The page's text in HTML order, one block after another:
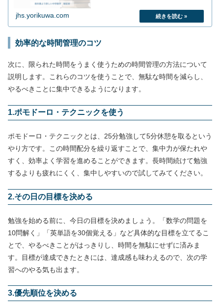
jhs.yorikuwa.com
効率的な時間管理のコツ
次に、限られた時間をうまく使うための時間管理の方法について
説明します。これらのコツを使うことで、無駄な時間を減らし、
やるべきことに集中できるようになります。
1.ポモドーロ・テクニックを使う
ポモドーロ・テクニックとは、25分勉強して5分休憩を取るという
やり方です。この時間配分を繰り返すことで、集中力が保たれや
すく、効率よく学習を進めることができます。長時間続けて勉強
するよりも疲れにくく、集中しやすいので試してみてください。
2.その日の目標を決める
勉強を始める前に、今日の目標を決めましょう。「数学の問題を
10問解く」「英単語を30個覚える」など具体的な目標を立てるこ
とで、やるべきことがはっきりし、時間を無駄にせずに済みま
す。目標が達成できたときには、達成感も味わえるので、次の学
習へのやる気も出ます。
3.優先順位を決める